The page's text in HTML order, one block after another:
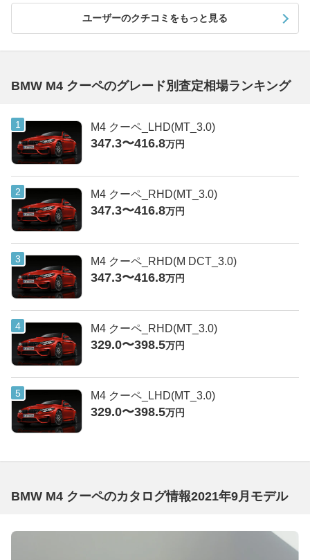
ユーザーのクチコミをもっと見る
BMW M4 クーペのグレード別査定相場ランキング
M4 クーペ_LHD(MT_3.0)
347.3〜416.8万円
M4 クーペ_RHD(MT_3.0)
347.3〜416.8万円
M4 クーペ_RHD(M DCT_3.0)
347.3〜416.8万円
M4 クーペ_RHD(MT_3.0)
329.0〜398.5万円
M4 クーペ_LHD(MT_3.0)
329.0〜398.5万円
BMW M4 クーペのカタログ情報2021年9月モデル